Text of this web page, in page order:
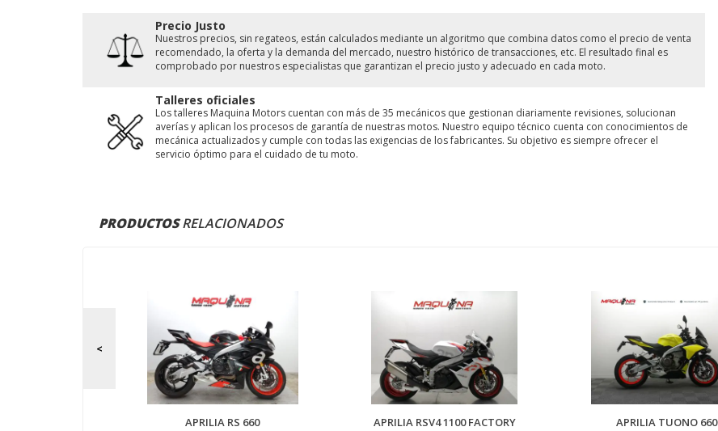
Precio Justo
Nuestros precios, sin regateos, están calculados mediante un algoritmo que combina datos como el precio de venta
recomendado, la oferta y la demanda del mercado, nuestro histórico de transacciones, etc. El resultado final es
comprobado por nuestros especialistas que garantizan el precio justo y adecuado en cada moto.
Talleres oficiales
Los talleres Maquina Motors cuentan con más de 35 mecánicos que gestionan diariamente revisiones, solucionan
averías y aplican los procesos de garantía de nuestras motos. Nuestro equipo técnico cuenta con conocimientos de
mecánica actualizados y cumple con todas las exigencias de los fabricantes. Su objetivo es siempre ofrecer el
servicio óptimo para el cuidado de tu moto.
PRODUCTOSRELACIONADOS
APRILIA RS 660 APRILIA RSV4 1100 FACTORY APRILIA TUONO 660